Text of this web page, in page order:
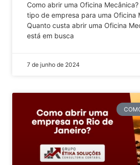
Como abrir uma Oficina
tipo de empresa para uma Oficina
Quanto custa abrir uma Oficina
está em busca
7 de junho de 2024